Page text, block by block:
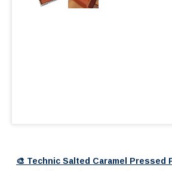
🎨 Technic Salted Caramel Pressed